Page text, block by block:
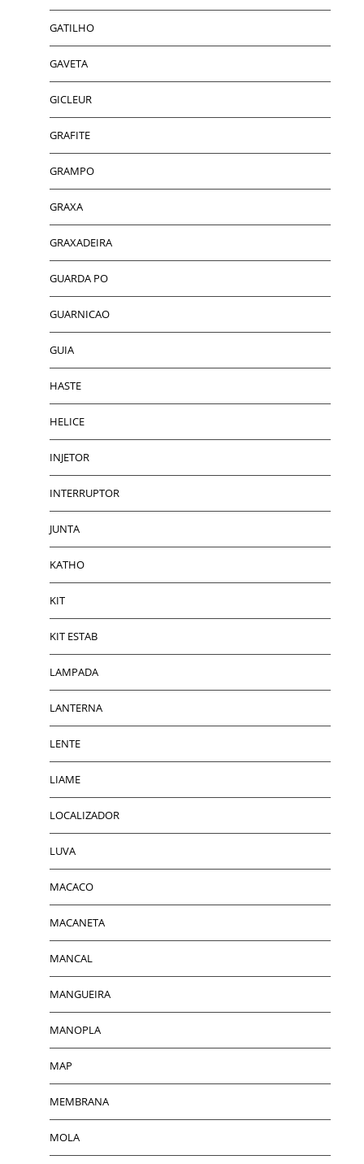
GATILHO
GAVETA
GICLEUR
GRAFITE
GRAMPO
GRAXA
GRAXADEIRA
GUARDA PO
GUARNICAO
GUIA
HASTE
HELICE
INJETOR
INTERRUPTOR
JUNTA
KATHO
KIT
KIT ESTAB
LAMPADA
LANTERNA
LENTE
LIAME
LOCALIZADOR
LUVA
MACACO
MACANETA
MANCAL
MANGUEIRA
MANOPLA
MAP
MEMBRANA
MOLA